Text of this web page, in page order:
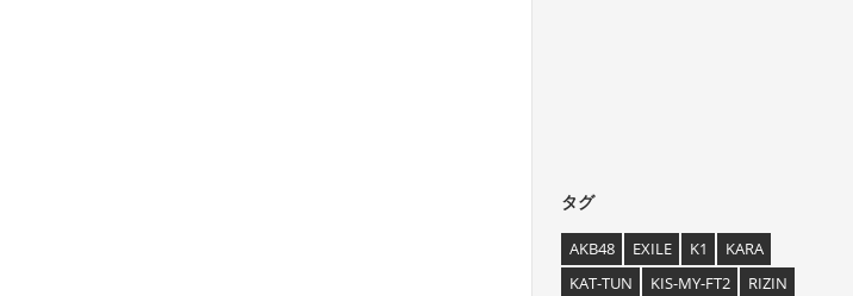
タグ
AKB48 EXILE K1
KARA
KAT-TUN
KIS-MY-FT2
RIZIN